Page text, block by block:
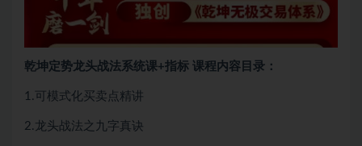
乾坤定势龙头战法系统课+指标 课程内容目录：
1.可模式化买卖点精讲
2.龙头战法之九字真诀